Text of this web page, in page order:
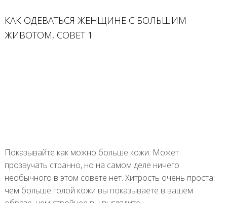
КАК ОДЕВАТЬСЯ ЖЕНЩИНЕ С БОЛЬШИМ
ЖИВОТОМ, СОВЕТ 1:
Показывайте как можно больше кожи. Может
прозвучать странно, но на самом деле ничего
необычного в этом совете нет. Хитрость очень проста:
чем больше голой кожи вы показываете в вашем